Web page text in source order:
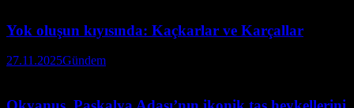
Yok oluşun kıyısında: Kaçkarlar ve Karçallar
27.11.2025Gündem